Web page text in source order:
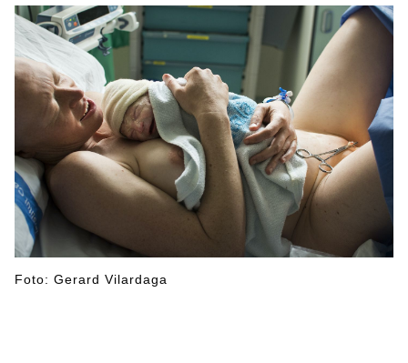
Foto: Gerard Vilardaga